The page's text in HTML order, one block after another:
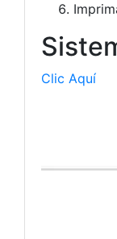
Clic Aquí